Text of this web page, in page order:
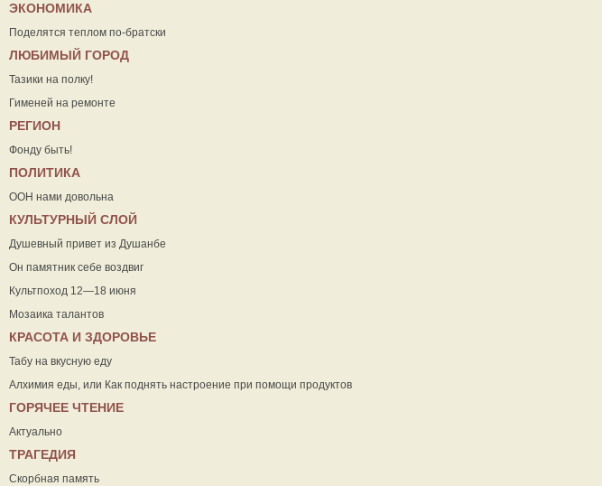
ЭКОНОМИКА
Поделятся теплом по-братски
ЛЮБИМЫЙ ГОРОД
Тазики на полку!
Гименей на ремонте
РЕГИОН
Фонду быть!
ПОЛИТИКА
ООН нами довольна
КУЛЬТУРНЫЙ СЛОЙ
Душевный привет из Душанбе
Он памятник себе воздвиг
Культпоход 12—18 июня
Мозаика талантов
КРАСОТА И ЗДОРОВЬЕ
Табу на вкусную еду
Алхимия еды, или Как поднять настроение при помощи продуктов
ГОРЯЧЕЕ ЧТЕНИЕ
Актуально
ТРАГЕДИЯ
Скорбная память